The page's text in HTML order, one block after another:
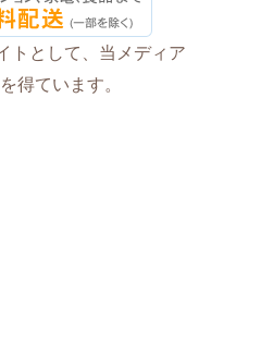
トとして、当メディア
得ています。